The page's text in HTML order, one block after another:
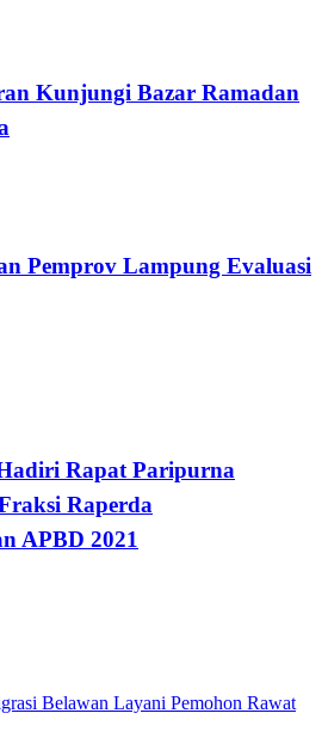
Kunjungi Bazar Ramadan
Pemprov Lampung Evaluasi
Rapat Paripurna
Raperda
APBD 2021
Belawan Layani Pemohon Rawat